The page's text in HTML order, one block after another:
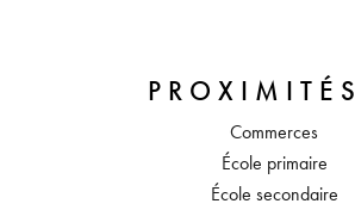
PROXIMITÉS
Commerces
École primaire
École secondaire